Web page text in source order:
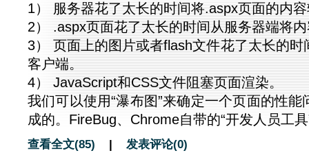
1） 服务器花了太长的时间将.aspx页面的内
2） .aspx页面花了太长的时间从服务器端将
3） 页面上的图片或者flash文件花了太长的时
客户端。
4） JavaScript和CSS文件阻塞页面渲染。
我们可以使用“瀑布图”来确定一个页面的性
成的。FireBug、Chrome自带的“开发人员工
查看全文(85) | 发表评论(0)